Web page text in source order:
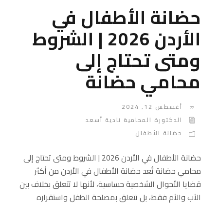
حضانة الأطفال في
الأردن 2026 | الشروط
ومتى تحتاج إلى
محامي حضانة
أغسطس 12, 2024
الدكتورة المحامية نادية أسعد
حضانة الأطفال
حضانة الأطفال في الأردن 2026 | الشروط ومتى تحتاج إلى
محامي حضانة تُعد حضانة الأطفال في الأردن من أكثر
قضايا الأحوال الشخصية حساسية، لأنها لا تتعلق بخلاف بين
الأب والأم فقط، بل تتعلق بمصلحة الطفل واستقراره